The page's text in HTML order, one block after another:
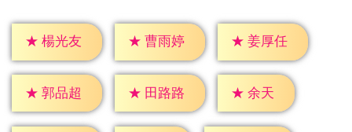
★ 楊光友 ★ 曹雨婷 ★ 姜厚任
★ 郭品超 ★ 田路路 ★ 余天